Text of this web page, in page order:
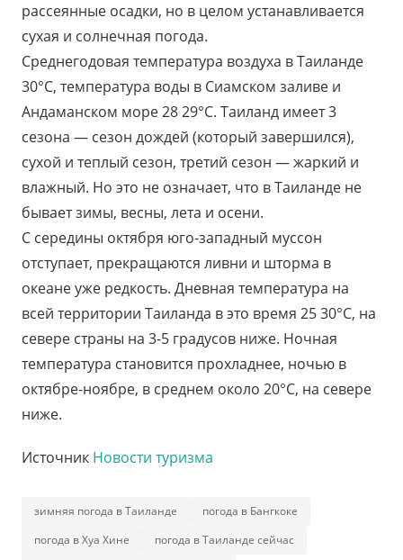
рассеянные осадки, но в целом устанавливается
сухая и солнечная погода.
Среднегодовая температура воздуха в Таиланде
30°C, температура воды в Сиамском заливе и
Андаманском море 28 29°C. Таиланд имеет 3
сезона — сезон дождей (который завершился),
сухой и теплый сезон, третий сезон — жаркий и
влажный. Но это не означает, что в Таиланде не
бывает зимы, весны, лета и осени.
С середины октября юго-западный муссон
отступает, прекращаются ливни и шторма в
океане уже редкость. Дневная температура на
всей территории Таиланда в это время 25 30°C, на
севере страны на 3-5 градусов ниже. Ночная
температура становится прохладнее, ночью в
октябре-ноябре, в среднем около 20°C, на севере
ниже.
Источник Новости туризма
зимняя погода в Таиланде
погода в Бангкоке
погода в Хуа Хине
погода в Таиланде сейчас